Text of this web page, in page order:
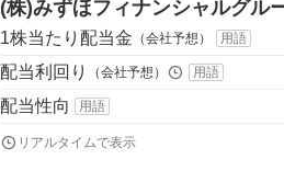
(株)みずほフィナンシャルグル
1株当たり配当金 （会社予想） 用語
配当利回り （会社予想） 用語
配当性向 用語
リアルタイムで表示